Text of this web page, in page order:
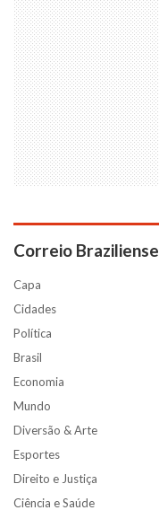
Correio Braziliense
Capa
Cidades
Política
Brasil
Economia
Mundo
Diversão & Arte
Esportes
Direito e Justiça
Ciência e Saúde